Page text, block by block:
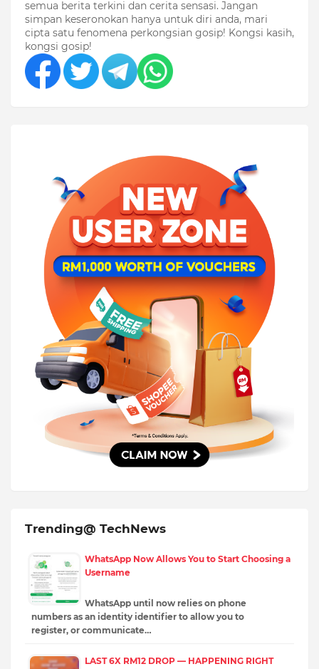
semua berita terkini dan cerita sensasi. Jangan
simpan keseronokan hanya untuk diri anda, mari
cipta satu fenomena perkongsian gosip! Kongsi kasih,
kongsi gosip!
Trending@ TechNews
WhatsApp Now Allows You to Start Choosing a
Username
WhatsApp until now relies on phone
numbers as an identity identifier to allow you to
register, or communicate…
LAST 6X RM12 DROP — HAPPENING RIGHT